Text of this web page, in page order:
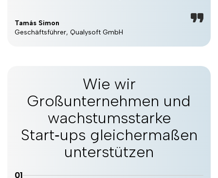
Tamás Simon
Geschäftsführer, Qualysoft GmbH
Wie wir
Großunternehmen und
wachstumsstarke
Start‑ups gleichermaßen
unterstützen
01